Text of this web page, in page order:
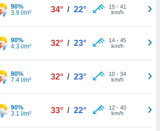
90%
3.9 l/m²
34° / 22° 15- 41
km/h
90%
4.3 l/m²
32° / 23° 14- 45
km/h
90%
7.4 l/m²
32° / 23° 10- 34
km/h
90%
3.1 l/m²
33° / 22° 12- 40
km/h